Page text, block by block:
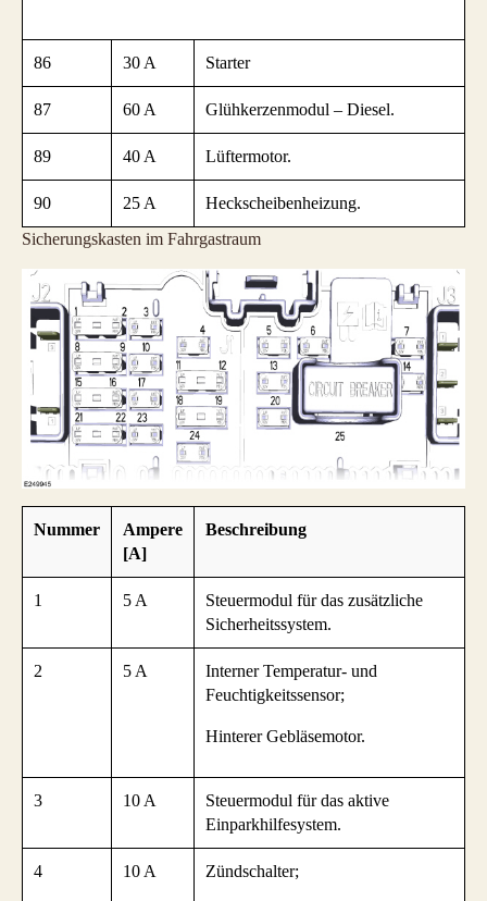
86 30 A Starter
87 60 A Glühkerzenmodul – Diesel.
89 40 A Lüftermotor.
90 25 A
Heckscheibenheizung.
Sicherungskasten im Fahrgastraum
Nummer
Ampere
[A]
Beschreibung
1 5 A
Steuermodul für das zusätzliche
Sicherheitssystem.
2 5 A
Interner Temperatur- und
Feuchtigkeitssensor;
Hinterer Gebläsemotor.
3 10 A
Steuermodul für das aktive
Einparkhilfesystem.
4 10 A Zündschalter;